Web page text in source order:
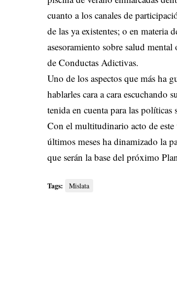
cuanto a los canales de
de las ya existentes; o en materia
asesoramiento sobre salud
de Conductas Adictivas.
Uno de los aspectos que más ha
hablarles cara a cara escuchando
tenida en cuenta para las
Con el multitudinario acto de este
últimos meses ha dinamizado la
que serán la base del próximo
Tags: Mislata